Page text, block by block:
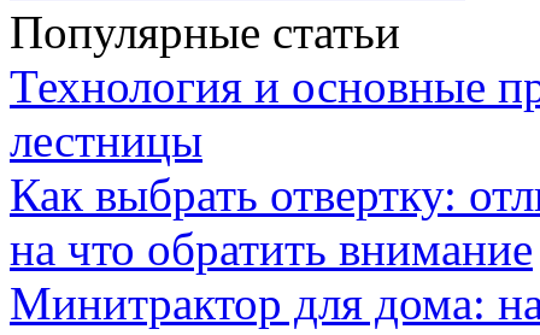
Популярные статьи
Технология и основные
лестницы
Как выбрать отвертку:
на что обратить внимание
Минитрактор для дома: